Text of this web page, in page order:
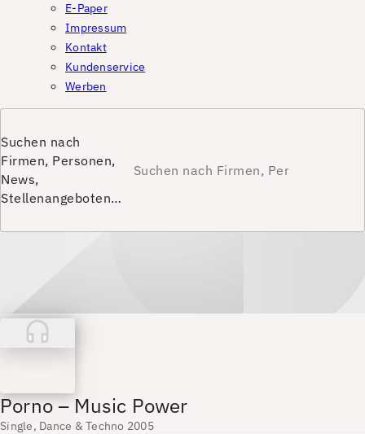
E-Paper
Impressum
Kontakt
Kundenservice
Werben
Suchen nach
Firmen, Personen,
News,
Stellenangeboten…
Porno – Music Power
Single, Dance & Techno 2005